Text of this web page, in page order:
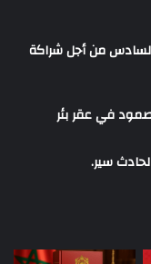
من أجل شراكة
في عقر بئر
سير.